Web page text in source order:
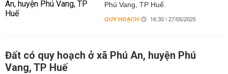
Phú Vang, TP Huế.
QUY HOẠCH 16:30 | 27/05/2025
Đất có quy hoạch ở xã Phú An, huyện Phú
Vang, TP Huế